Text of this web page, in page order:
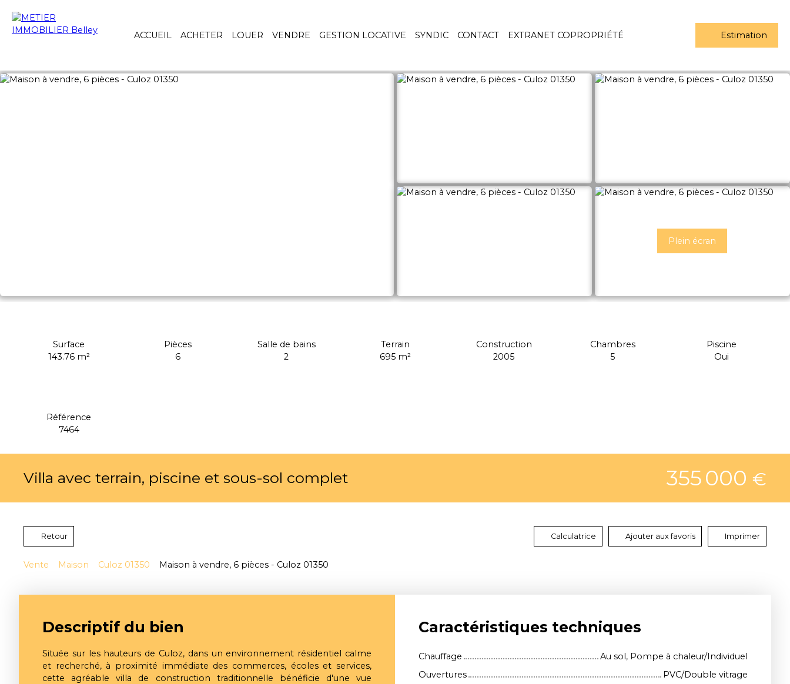
ACCUEIL ACHETER LOUER VENDRE GESTION LOCATIVE SYNDIC CONTACT EXTRANET COPROPRIÉTÉ Estimation
Plein écran
Surface
143.76 m²
Pièces
6
Salle de bains
2
Terrain
695 m²
Construction
2005
Chambres
5
Piscine
Oui
Référence
7464
Villa avec terrain, piscine et sous-sol complet 355 000 €
Retour Calculatrice Ajouter aux favoris Imprimer
Vente Maison Culoz 01350 Maison à vendre, 6 pièces - Culoz 01350
Descriptif du bien
Située sur les hauteurs de Culoz, dans un environnement résidentiel calme
et recherché, à proximité immédiate des commerces, écoles et services,
cette agréable villa de construction traditionnelle bénéficie d'une vue
Caractéristiques techniques
Chauffage
Au sol, Pompe à chaleur/Individuel
Ouvertures
PVC/Double vitrage